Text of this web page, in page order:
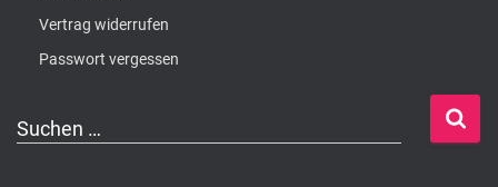
Vertrag widerrufen
Passwort vergessen
S
Suchen …